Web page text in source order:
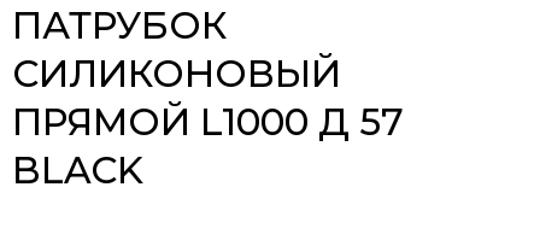
ПАТРУБОК
СИЛИКОНОВЫЙ
ПРЯМОЙ L1000 Д 57
BLACK